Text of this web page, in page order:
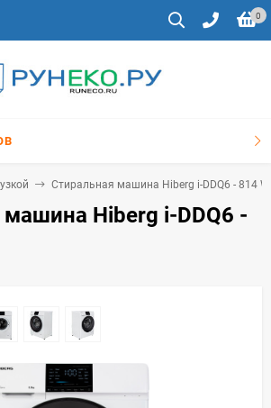
0
Стиральная машина Hiberg i-DDQ6 - 814 W
Hiberg i-DDQ6 -